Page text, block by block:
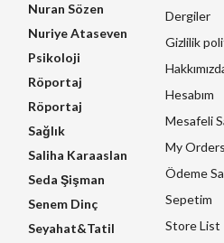
Nuran Sözen
Nuriye Ataseven
Psikoloji
Röportaj
Röportaj
Sağlık
Saliha Karaaslan
Seda Şişman
Senem Dinç
Seyahat&Tatil
Dergiler
Gizlilik
Hesabım
Mesafeli
My Orders
Ödeme
Sepetim
Store List